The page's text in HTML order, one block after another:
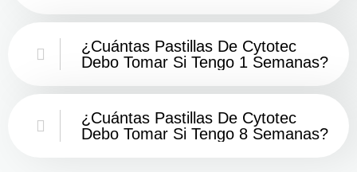
¿Cuántas Pastillas De Cytotec
Debo Tomar Si Tengo 1 Semanas?
¿Cuántas Pastillas De Cytotec
Debo Tomar Si Tengo 8 Semanas?